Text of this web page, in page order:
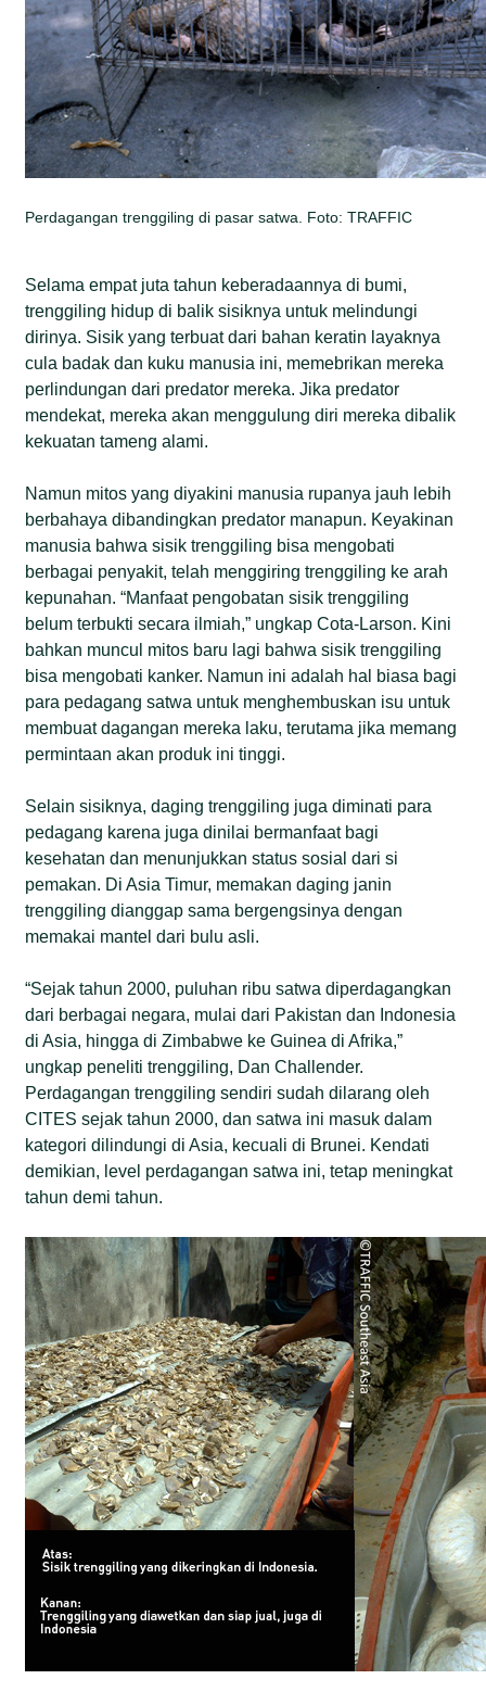
Perdagangan trenggiling di pasar satwa. Foto: TRAFFIC
Selama empat juta tahun keberadaannya di bumi,
trenggiling hidup di balik sisiknya untuk melindungi
dirinya. Sisik yang terbuat dari bahan keratin layaknya
cula badak dan kuku manusia ini, memebrikan mereka
perlindungan dari predator mereka. Jika predator
mendekat, mereka akan menggulung diri mereka dibalik
kekuatan tameng alami.
Namun mitos yang diyakini manusia rupanya jauh lebih
berbahaya dibandingkan predator manapun. Keyakinan
manusia bahwa sisik trenggiling bisa mengobati
berbagai penyakit, telah menggiring trenggiling ke arah
kepunahan. “Manfaat pengobatan sisik trenggiling
belum terbukti secara ilmiah,” ungkap Cota-Larson. Kini
bahkan muncul mitos baru lagi bahwa sisik trenggiling
bisa mengobati kanker. Namun ini adalah hal biasa bagi
para pedagang satwa untuk menghembuskan isu untuk
membuat dagangan mereka laku, terutama jika memang
permintaan akan produk ini tinggi.
Selain sisiknya, daging trenggiling juga diminati para
pedagang karena juga dinilai bermanfaat bagi
kesehatan dan menunjukkan status sosial dari si
pemakan. Di Asia Timur, memakan daging janin
trenggiling dianggap sama bergengsinya dengan
memakai mantel dari bulu asli.
“Sejak tahun 2000, puluhan ribu satwa diperdagangkan
dari berbagai negara, mulai dari Pakistan dan Indonesia
di Asia, hingga di Zimbabwe ke Guinea di Afrika,”
ungkap peneliti trenggiling, Dan Challender.
Perdagangan trenggiling sendiri sudah dilarang oleh
CITES sejak tahun 2000, dan satwa ini masuk dalam
kategori dilindungi di Asia, kecuali di Brunei. Kendati
demikian, level perdagangan satwa ini, tetap meningkat
tahun demi tahun.